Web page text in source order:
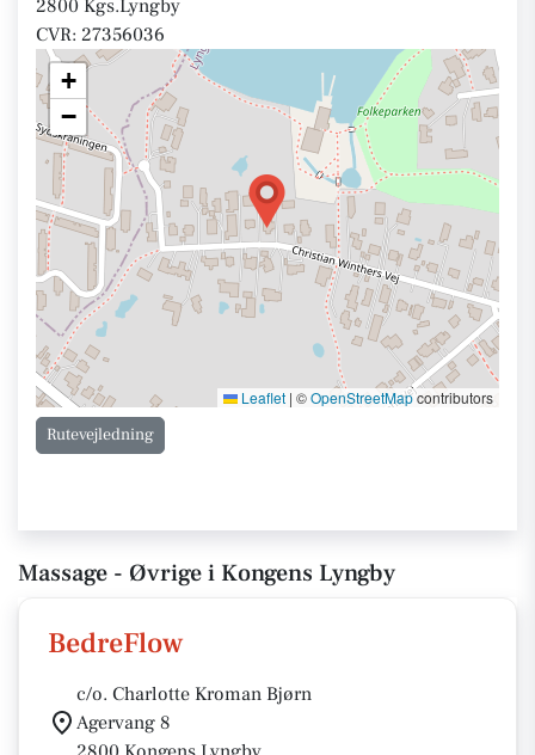
2800 Kgs.Lyngby
CVR: 27356036
+
−
Leaflet | ©OpenStreetMapcontributors
Rutevejledning
Massage - Øvrige i Kongens Lyngby
BedreFlow
c/o. Charlotte Kroman Bjørn
Agervang 8